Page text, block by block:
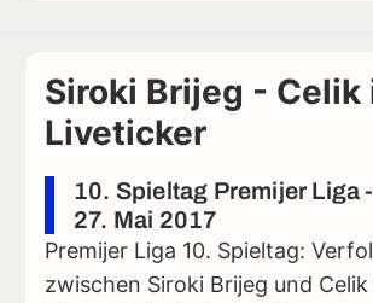
Siroki Brijeg - Celik
Liveticker
10. Spieltag Premijer Liga
27. Mai 2017
Premijer Liga 10. Spieltag:
zwischen Siroki Brijeg und Celik